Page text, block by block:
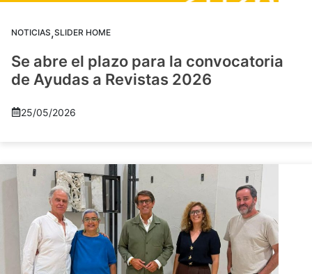
NOTICIAS,SLIDER HOME
Se abre el plazo para la convocatoria
de Ayudas a Revistas 2026
25/05/2026